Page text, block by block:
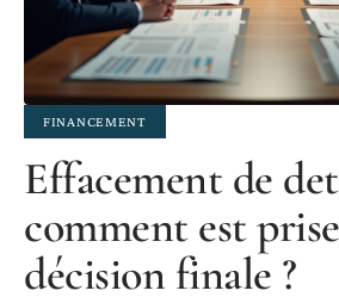
FINANCEMENT
Effacement de
comment est
décision finale ?